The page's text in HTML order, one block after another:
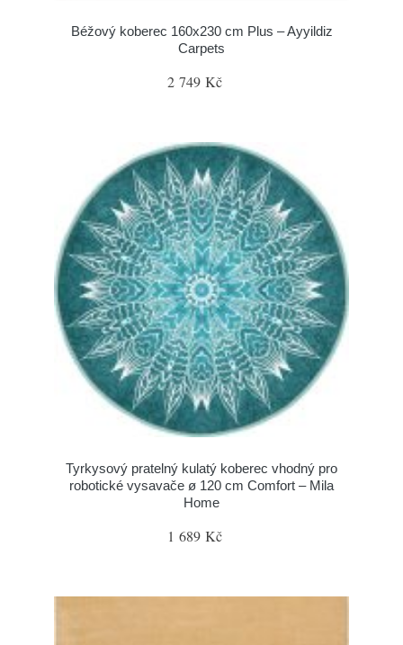
Béžový koberec 160x230 cm Plus – Ayyildiz
Carpets
2 749 Kč
Tyrkysový pratelný kulatý koberec vhodný pro
robotické vysavače ø 120 cm Comfort – Mila
Home
1 689 Kč